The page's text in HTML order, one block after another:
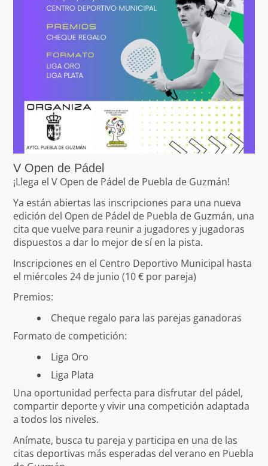
V Open de Pádel
¡Llega el V Open de Pádel de Puebla de Guzmán!
Ya están abiertas las inscripciones para una nueva
edición del Open de Pádel de Puebla de Guzmán, una
cita que vuelve para reunir a jugadores y jugadoras
dispuestos a dar lo mejor de sí en la pista.
Inscripciones en el Centro Deportivo Municipal hasta
el miércoles 24 de junio (10 € por pareja)
Premios:
Cheque regalo para las parejas ganadoras
Formato de competición:
Liga Oro
Liga Plata
Una oportunidad perfecta para disfrutar del pádel,
compartir deporte y vivir una competición adaptada
a todos los niveles.
Anímate, busca tu pareja y participa en una de las
citas deportivas más esperadas del verano en Puebla